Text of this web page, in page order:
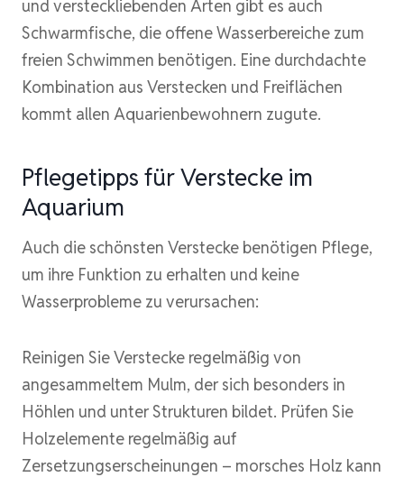
und versteckliebenden Arten gibt es auch
Schwarmfische, die offene Wasserbereiche zum
freien Schwimmen benötigen. Eine durchdachte
Kombination aus Verstecken und Freiflächen
kommt allen Aquarienbewohnern zugute.
Pflegetipps für Verstecke im
Aquarium
Auch die schönsten Verstecke benötigen Pflege,
um ihre Funktion zu erhalten und keine
Wasserprobleme zu verursachen:
Reinigen Sie Verstecke regelmäßig von
angesammeltem Mulm, der sich besonders in
Höhlen und unter Strukturen bildet. Prüfen Sie
Holzelemente regelmäßig auf
Zersetzungserscheinungen – morsches Holz kann